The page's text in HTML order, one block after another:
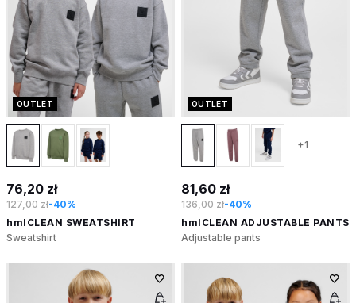
OUTLET
76,20 zł
127,00 zł-40%
hmlCLEAN SWEATSHIRT
Sweatshirt
OUTLET
+1
81,60 zł
136,00 zł-40%
hmlCLEAN ADJUSTABLE PANTS
Adjustable pants